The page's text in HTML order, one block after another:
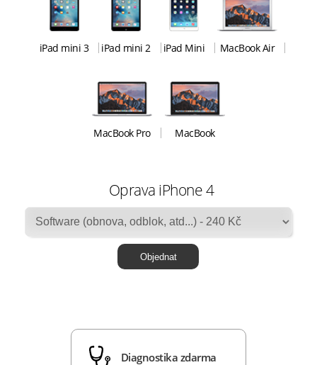
iPad mini 3 iPad mini 2 iPad Mini MacBook Air
MacBook Pro MacBook
Oprava iPhone 4
Diagnostika zdarma